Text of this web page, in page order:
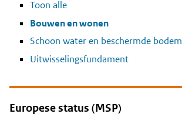
Toon alle
Bouwen en wonen
Schoon water en beschermde bodem
Uitwisselingsfundament
Europese status (MSP)